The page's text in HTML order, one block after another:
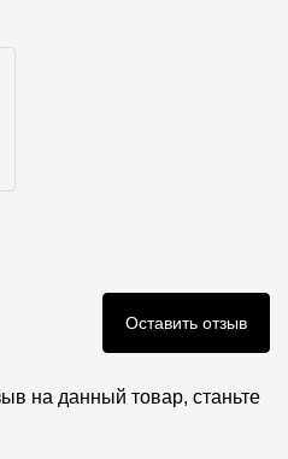
Оставить отзыв
на данный товар, станьте